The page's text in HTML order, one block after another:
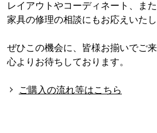
レイアウトやコーディネート、ま
家具の修理の相談にもお応えいたし
ぜひこの機会に、皆様お揃いでご
心よりお待ちしております。
ご購入の流れ等はこちら